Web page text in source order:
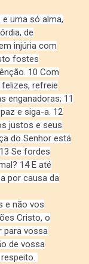
uma só alma,
de
injúria com
fostes
10 Com
refreie
enganadoras; 11
e siga-a. 12
justos e seus
do Senhor está
Se fordes
14 E até
por causa da
e não vos
Cristo, o
para vossa
de vossa